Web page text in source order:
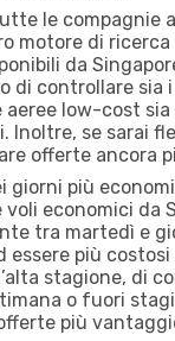
le compagnie
motore di
da
di controllare sia
aeree low-cost
Inoltre, se sarai
offerte ancora
giorni più
voli economici da
tra martedì e
essere più
stagione, di
o fuori
più